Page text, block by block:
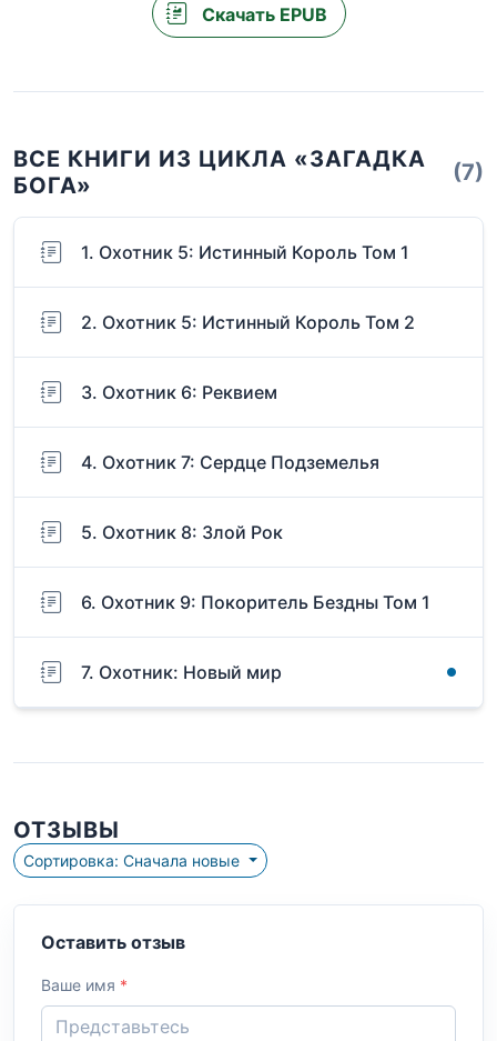
Скачать EPUB
ВСЕ КНИГИ ИЗ ЦИКЛА «ЗАГАДКА
БОГА»
(7)
1. Охотник 5: Истинный Король Том 1
2. Охотник 5: Истинный Король Том 2
3. Охотник 6: Реквием
4. Охотник 7: Сердце Подземелья
5. Охотник 8: Злой Рок
6. Охотник 9: Покоритель Бездны Том 1
7. Охотник: Новый мир
ОТЗЫВЫ
Сортировка: Сначала новые
Оставить отзыв
Ваше имя *